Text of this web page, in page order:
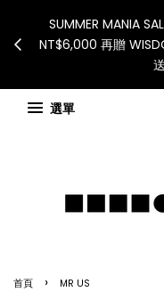
各
SUMMER MANIA
NT$6,000 再贈
選單
首頁 › MR US